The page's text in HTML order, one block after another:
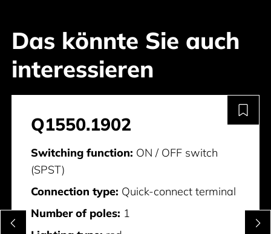
Das könnte Sie auch
interessieren
Q1550.1902
Switching function: ON / OFF switch
(SPST)
Connection type: Quick-connect terminal
Number of poles: 1